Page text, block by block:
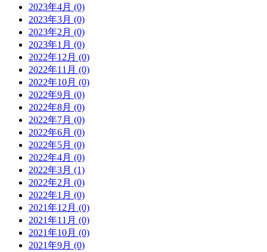
2023年4月 (0)
2023年3月 (0)
2023年2月 (0)
2023年1月 (0)
2022年12月 (0)
2022年11月 (0)
2022年10月 (0)
2022年9月 (0)
2022年8月 (0)
2022年7月 (0)
2022年6月 (0)
2022年5月 (0)
2022年4月 (0)
2022年3月 (1)
2022年2月 (0)
2022年1月 (0)
2021年12月 (0)
2021年11月 (0)
2021年10月 (0)
2021年9月 (0)